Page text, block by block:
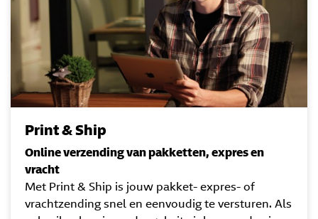
Print & Ship
Online verzending van pakketten, expres en
vracht
Met Print & Ship is jouw pakket- expres- of
vrachtzending snel en eenvoudig te versturen. Als